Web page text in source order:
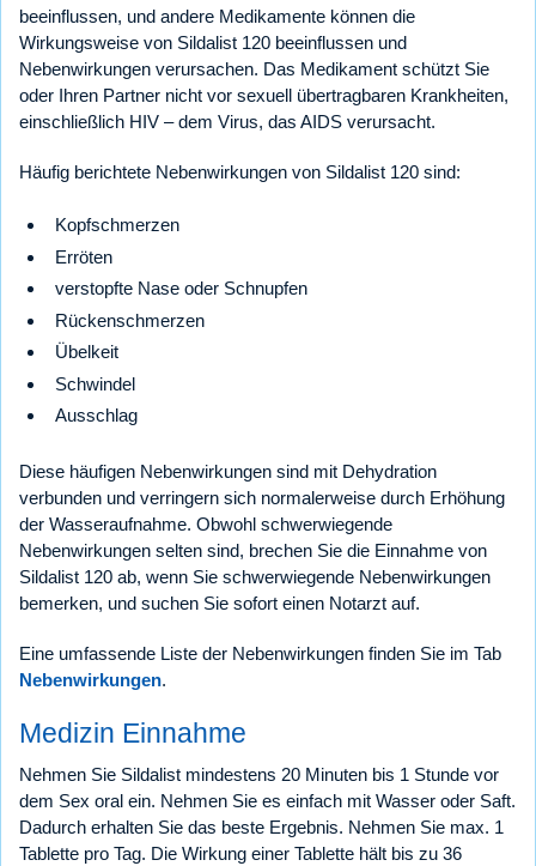
beeinflussen, und andere Medikamente können die
Wirkungsweise von Sildalist 120 beeinflussen und
Nebenwirkungen verursachen. Das Medikament schützt Sie
oder Ihren Partner nicht vor sexuell übertragbaren Krankheiten,
einschließlich HIV – dem Virus, das AIDS verursacht.
Häufig berichtete Nebenwirkungen von Sildalist 120 sind:
Kopfschmerzen
Erröten
verstopfte Nase oder Schnupfen
Rückenschmerzen
Übelkeit
Schwindel
Ausschlag
Diese häufigen Nebenwirkungen sind mit Dehydration
verbunden und verringern sich normalerweise durch Erhöhung
der Wasseraufnahme. Obwohl schwerwiegende
Nebenwirkungen selten sind, brechen Sie die Einnahme von
Sildalist 120 ab, wenn Sie schwerwiegende Nebenwirkungen
bemerken, und suchen Sie sofort einen Notarzt auf.
Eine umfassende Liste der Nebenwirkungen finden Sie im Tab
Nebenwirkungen.
Medizin Einnahme
Nehmen Sie Sildalist mindestens 20 Minuten bis 1 Stunde vor
dem Sex oral ein. Nehmen Sie es einfach mit Wasser oder Saft.
Dadurch erhalten Sie das beste Ergebnis. Nehmen Sie max. 1
Tablette pro Tag. Die Wirkung einer Tablette hält bis zu 36